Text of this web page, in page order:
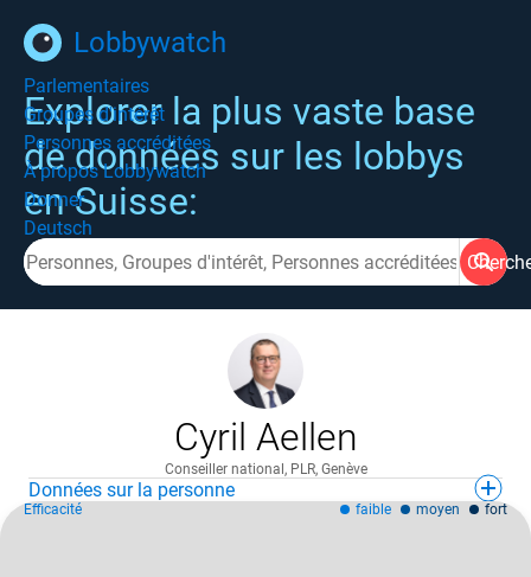
Lobbywatch
Parlementaires
Groupes d'intérêt
Personnes accréditées
À propos Lobbywatch
Donner
Deutsch
Explorer la plus vaste base
de données sur les lobbys
en Suisse:
Cyril Aellen
Conseiller national, PLR, Genève
Données sur la personne
Efficacité faible moyen fort